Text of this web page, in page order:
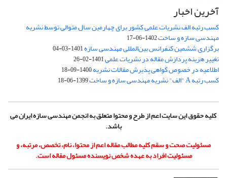
آخرین اخبار
کسب رتبه الف نشریات علمی کشور برای چهارمین سال متوالی توسط نشریه
مهندسی سازه و ساخت1402-06-17
برگزاری ششمین کنفرانس بین‌المللی مهندسی سازه1401-03-04
تغییر هزینه پردازش مقاله در نشریات علمی1401-02-26
اطلاعیه در خصوص گواهی پذیرش مقالات نشریه1400-09-18
کسب رتبه A "الف" نشریه مهندسی سازه و ساخت 1399-06-18
کلیه حقوق این سایت اعم از طرح و محتوا متعلق به انجمن مهندسی سازه ایران می
باشد.
مسئولیت صحت و سقم کلیه مطالب مقاله اعم از محتوا، نام، تخصص، مرتبه، و
مسئولیت افراد به عهده شخص نویسنده مسئول مقاله است.